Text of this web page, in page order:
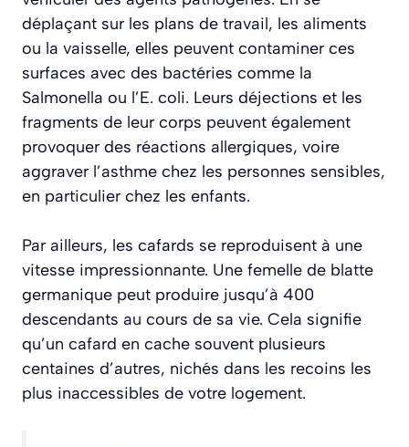
déplaçant sur les plans de travail, les aliments
ou la vaisselle, elles peuvent contaminer ces
surfaces avec des bactéries comme la
Salmonella ou l’E. coli. Leurs déjections et les
fragments de leur corps peuvent également
provoquer des réactions allergiques, voire
aggraver l’asthme chez les personnes sensibles,
en particulier chez les enfants.
Par ailleurs, les cafards se reproduisent à une
vitesse impressionnante. Une femelle de blatte
germanique peut produire jusqu’à 400
descendants au cours de sa vie. Cela signifie
qu’un cafard en cache souvent plusieurs
centaines d’autres, nichés dans les recoins les
plus inaccessibles de votre logement.